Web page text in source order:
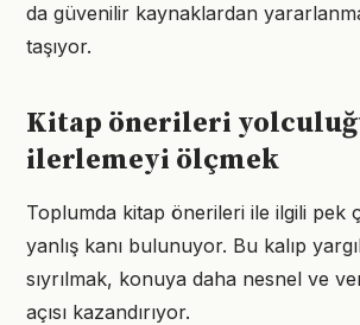
da güvenilir kaynaklardan
taşıyor.
Kitap önerileri
ilerlemeyi ölçmek
Toplumda kitap önerileri ile ilgili pek
yanlış kanı bulunuyor. Bu kalıp
sıyrılmak, konuya daha nesnel ve
açısı kazandırıyor.